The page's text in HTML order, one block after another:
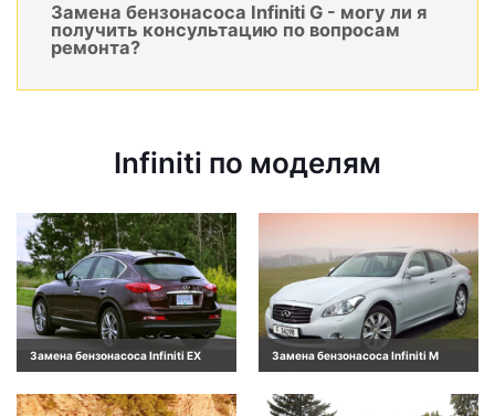
Замена бензонасоса Infiniti G - могу ли я
получить консультацию по вопросам
ремонта?
Infiniti по моделям
Замена бензонасоса Infiniti EX Замена бензонасоса Infiniti M